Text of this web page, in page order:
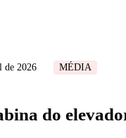
de 2026 MÉDIA
do